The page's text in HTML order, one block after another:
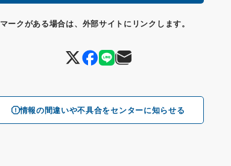
マークがある場合は、外部サイトにリンクします。
情報の間違いや不具合をセンターに知らせる